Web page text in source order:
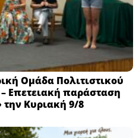
Ομάδα Πολιτιστικού
Επετειακή παράσταση
Κυριακή 9/8